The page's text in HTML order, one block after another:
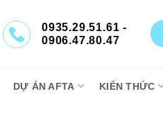
0935.29.51.61 -
0906.47.80.47
DỰ ÁN AFTA KIẾN THỨC